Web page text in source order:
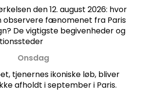
den 12. august 2026: hvor
observere fænomenet fra Paris
De vigtigste begivenheder og
Onsdag
tjenernes ikoniske løb, bliver
afholdt i september i Paris.